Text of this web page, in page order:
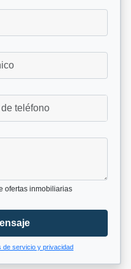
ofertas inmobiliarias
de servicio y privacidad